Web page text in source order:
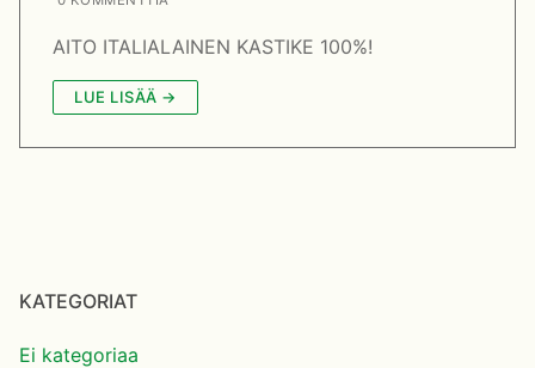
AITO ITALIALAINEN KASTIKE 100%!
LUE LISÄÄ →
KATEGORIAT
Ei kategoriaa